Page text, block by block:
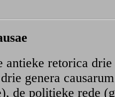
antieke retorica
genera
de politieke rede